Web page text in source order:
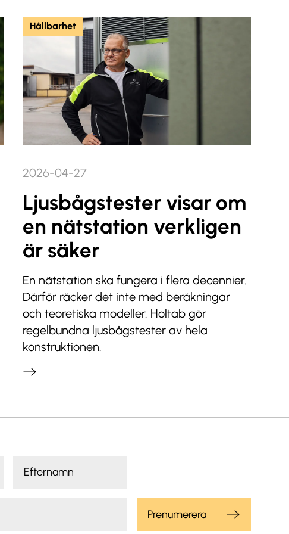
Hållbarhet
2026-04-27
Ljusbågstester visar om
en nätstation verkligen
är säker
En nätstation ska fungera i flera decennier.
Därför räcker det inte med beräkningar
och teoretiska modeller. Holtab gör
regelbundna ljusbågstester av hela
konstruktionen.
Prenumerera